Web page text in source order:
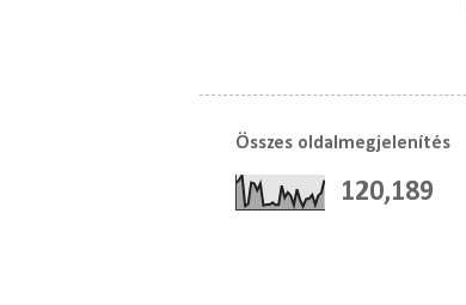
Összes oldalmegjelenítés
120,189